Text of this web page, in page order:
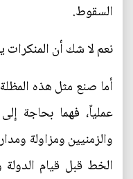
السقوط.
نعم لا شك أن
أما صنع مثل هذه
عملياً، فهما بحاجة
والزمنيين ومزاولة
الخط قبل قيام